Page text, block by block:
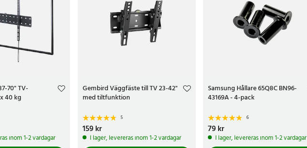
70" TV-
40 kg
inom 1-2 vardagar
Gembird Väggfäste till TV 23-42"
med tiltfunktion
5
Pris :159 kr
159 kr
I lager, levereras inom 1-2 vardagar
Samsung Hållare 65Q8C BN96-
43169A - 4-pack
6
Pris:79 kr
79 kr
I lager, levereras inom 1-2 vardagar